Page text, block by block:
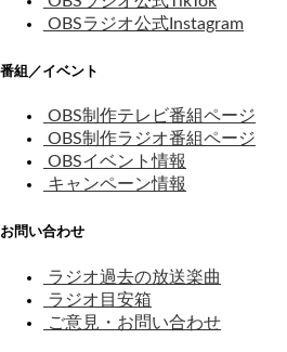
OBSラジオ公式Instagram
番組／イベント
OBS制作テレビ番組ページ
OBS制作ラジオ番組ページ
OBSイベント情報
キャンペーン情報
お問い合わせ
ラジオ過去の放送楽曲
ラジオ目安箱
ご意見・お問い合わせ